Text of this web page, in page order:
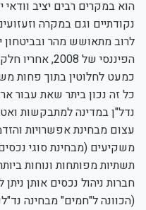
הוא במקרים רבים יציב וודאי
נקודתיים וגם במקרה
לרוב מתאושש מהר ובביטחון
הפיננסי של
כמעט לחלוטין בתוך פחות
כל זה נכון ביתר שאת עבור
נדל"ן במדינה למתבקשות
עצום מבחינת אפשרויות
משקיעים (מבחינת סוגי
תשתיות מפותחות ונוחות
חברות ניהול נכסים אותן
(הכוונה ל"חמים" מבחינה